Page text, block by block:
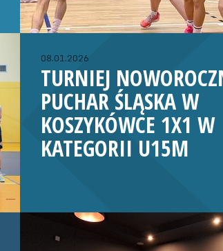
08.01.2026
TURNIEJ
PUCHAR ŚLĄSKA W
KOSZYKÓWCE 1X1 W
KATEGORII U15M